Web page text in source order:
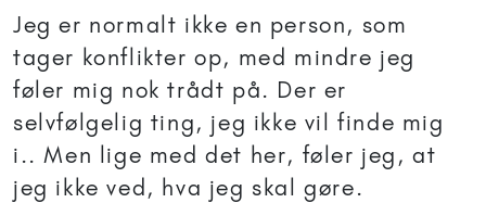
Jeg er normalt ikke en person, som
tager konflikter op, med mindre jeg
føler mig nok trådt på. Der er
selvfølgelig ting, jeg ikke vil finde mig
i.. Men lige med det her, føler jeg, at
jeg ikke ved, hva jeg skal gøre.